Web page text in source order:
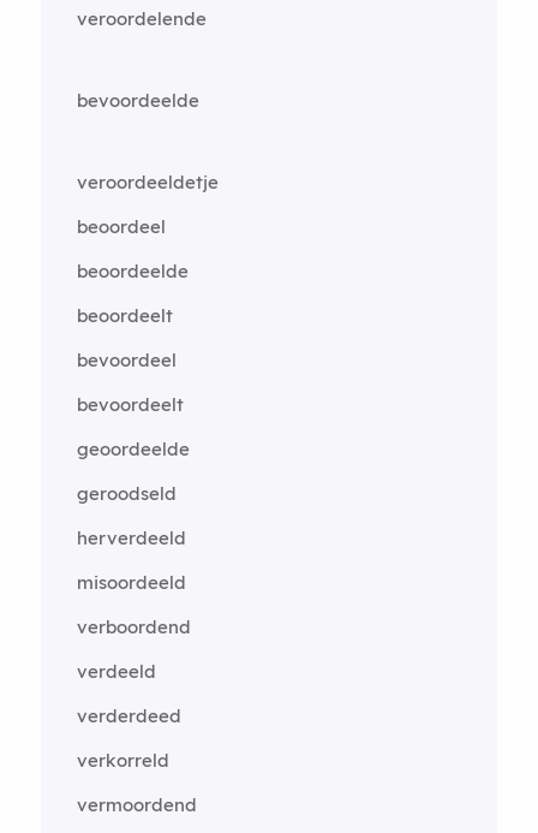
veroordelende
bevoordeelde
veroordeeldetje
beoordeel
beoordeelde
beoordeelt
bevoordeel
bevoordeelt
geoordeelde
geroodseld
herverdeeld
misoordeeld
verboordend
verdeeld
verderdeed
verkorreld
vermoordend